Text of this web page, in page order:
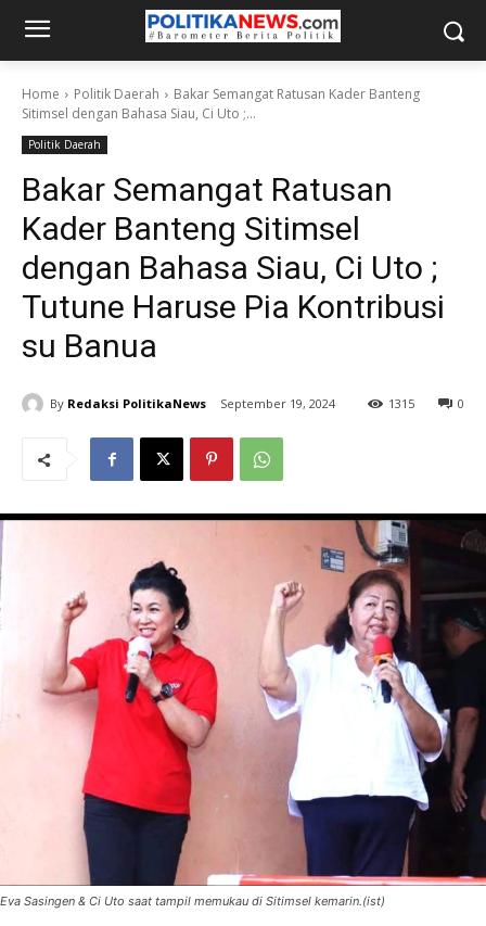
Home Politik Daerah
Bakar Semangat Ratusan Kader Banteng
Sitimsel dengan Bahasa Siau, Ci Uto ;...
Politik Daerah
Bakar Semangat Ratusan
Kader Banteng Sitimsel
dengan Bahasa Siau, Ci Uto ;
Tutune Haruse Pia Kontribusi
su Banua
By Redaksi PolitikaNews September 19, 2024 0
1315
Eva Sasingen & Ci Uto saat tampil memukau di Sitimsel kemarin.(ist)